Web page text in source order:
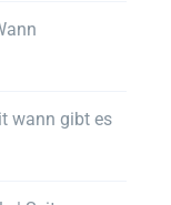
wann gibt es